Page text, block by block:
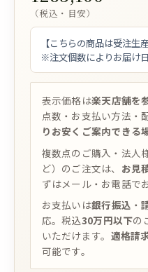
（税込・目安）
【こちらの商品は受注生
※注文個数によりお届け
表示価格は楽天店舗を
点数・お支払い方法・
りお安くご案内できる
複数点のご購入・法人
ど）のご注文は、 お見
ずはメール・お電話で
お支払いは銀行振込 ・
応。税込30万円以下の
いただけます。 適格請
可能です。